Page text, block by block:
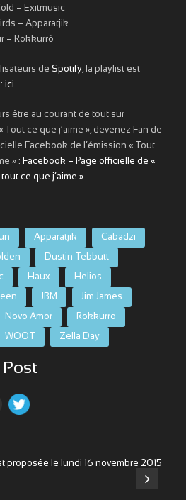
– Exitmusic
– Apparatjik
– Rökkurró
de Spotify, la playlist est
ici
être au courant de tout sur
Tout ce que j’aime », devenez Fan de
Facebook de l’émission « Tout
» : Facebook – Page officielle de «
tout ce que j’aime »
Apparatjik Cabadzi
Dustin Tebbutt
Haux Helios
JBM Jim James
Novo Amor Rokkurro
WOOT Zella Day
Post
proposée le lundi 16 novembre 2015